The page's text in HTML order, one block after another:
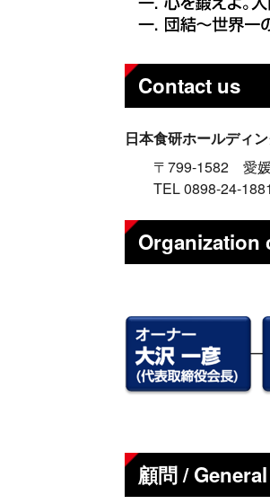
Contact us
日本食研ホールディ
〒799-1582 愛
TEL 0898-24-
Organization
顧問 /